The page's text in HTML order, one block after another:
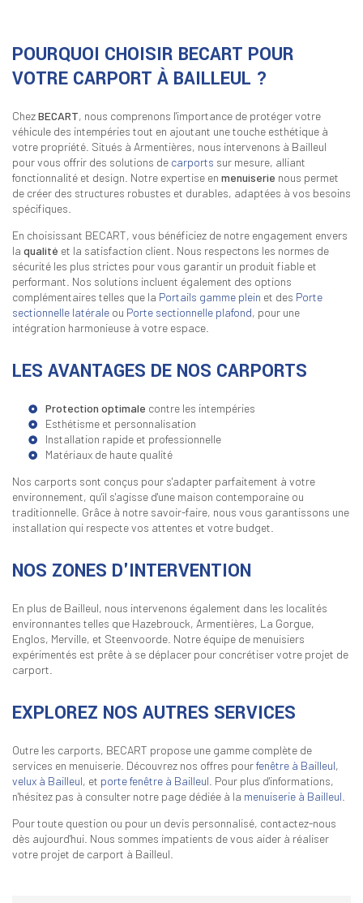
POURQUOI CHOISIR BECART POUR
VOTRE CARPORT À BAILLEUL ?
ChezBECART, nous comprenons l'importance de protéger votre
véhicule des intempéries tout en ajoutant une touche esthétique à
votre propriété. Situés à Armentières, nous intervenons à Bailleul
pour vous offrir des solutions de carports sur mesure, alliant
fonctionnalité et design. Notre expertise en menuiserie nous permet
de créer des structures robustes et durables, adaptées à vos besoins
spécifiques.
En choisissant BECART, vous bénéficiez de notre engagement envers
la qualité et la satisfaction client. Nous respectons les normes de
sécurité les plus strictes pour vous garantir un produit fiable et
performant. Nos solutions incluent également des options
complémentaires telles que la Portails gamme plein et des Porte
sectionnelle latérale ou Porte sectionnelle plafond, pour une
intégration harmonieuse à votre espace.
LES AVANTAGES DE NOS CARPORTS
Protection optimale contre les intempéries
Esthétisme et personnalisation
Installation rapide et professionnelle
Matériaux de haute qualité
Nos carports sont conçus pour s'adapter parfaitement à votre
environnement, qu'il s'agisse d'une maison contemporaine ou
traditionnelle. Grâce à notre savoir-faire, nous vous garantissons une
installation qui respecte vos attentes et votre budget.
NOS ZONES D'INTERVENTION
En plus de Bailleul, nous intervenons également dans les localités
environnantes telles que Hazebrouck, Armentières, La Gorgue,
Englos, Merville, et Steenvoorde. Notre équipe de menuisiers
expérimentés est prête à se déplacer pour concrétiser votre projet de
carport.
EXPLOREZ NOS AUTRES SERVICES
Outre les carports, BECART propose une gamme complète de
services en menuiserie. Découvrez nos offres pourfenêtre à Bailleul,
velux à Bailleul, et porte fenêtre à Bailleul . Pour plus d'informations,
n'hésitez pas à consulter notre page dédiée à la menuiserie à Bailleul
Pour toute question ou pour un devis personnalisé, contactez-nous
dès aujourd'hui. Nous sommes impatients de vous aider à réaliser
votre projet de carport à Bailleul.